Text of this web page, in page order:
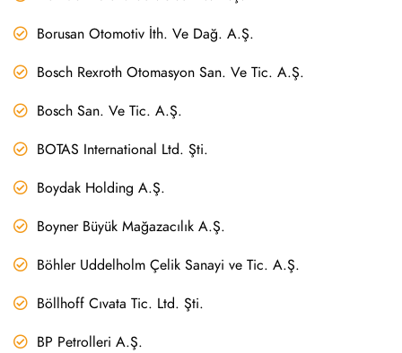
Borusan Otomotiv İth. Ve Dağ. A.Ş.
Bosch Rexroth Otomasyon San. Ve Tic. A.Ş.
Bosch San. Ve Tic. A.Ş.
BOTAS International Ltd. Şti.
Boydak Holding A.Ş.
Boyner Büyük Mağazacılık A.Ş.
Böhler Uddelholm Çelik Sanayi ve Tic. A.Ş.
Böllhoff Cıvata Tic. Ltd. Şti.
BP Petrolleri A.Ş.